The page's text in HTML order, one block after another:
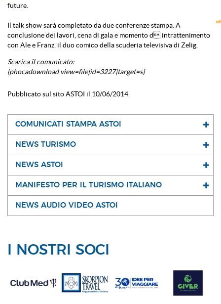
future.
Il talk show sarà completato da due conferenze stampa. A
conclusione dei lavori, cena di gala e momento d intrattenimento
con Ale e Franz, il duo comico della scuderia televisiva di Zelig.
Scarica il comunicato:
{phocadownload view=file|id=3227|target=s}
Pubblicato sul sito ASTOI il 10/06/2014
COMUNICATI STAMPA ASTOI
NEWS TURISMO
NEWS ASTOI
MANIFESTO PER IL TURISMO ITALIANO
NEWS AUDIO VIDEO ASTOI
I NOSTRI SOCI